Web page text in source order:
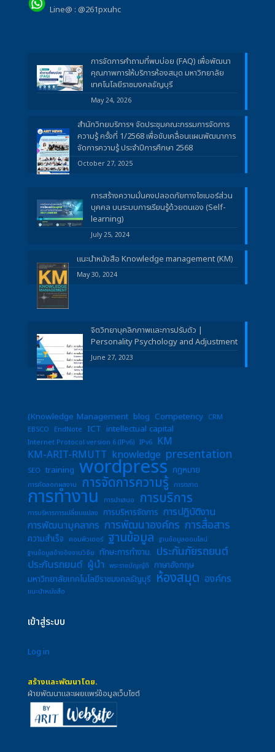
Line@ : @261pxuhc
การจัดการคำถามที่พบบ่อย (FAQ) เพื่อพัฒนา
คุณภาพการให้บริการห้องสมุด มหาวิทยาลัย
เทคโนโลยีราชมงคลธัญบุรี
May 24, 2026
สำนักวิทยบริการฯ จัดประชุมคณะกรรมการจัดการ
ความรู้ ครั้งที่ 1/2568 เพื่อขับเคลื่อนแผนพัฒนาการ
จัดการความรู้ ประจำปีการศึกษา 2568
October 27, 2025
การสร้างความมั่นคงปลอดภัยทางไซเบอร์ส่วน
บุคคล บนระบบการเรียนรู้ด้วยตนเอง (Self-
learning)
July 25, 2024
แนะนำหนังสือ Knowledge management (KM)
May 30, 2024
จิตวิทยาบุคลิกภาพและการปรับตัว |
Personality Psychology and Adjustment
June 27, 2023
(Knowledge Management blog Competency CRM
EBSCO
EndNote ICT intellectual capital
Internet Protocol version 6 (IPv6) IPv6 KM
KM-ARIT-RMUTT knowledge presentation
SEO training wordpress กฎหมาย
การคัดลอกผลงาน การจัดการความรู้ การตลาด
การทำงาน การนำเสนอ การบริการ
การบริหารการเปลี่ยนแปลง การบริหารจัดการ การปฏิบัติงาน
การพัฒนาบุคลากร การพัฒนาองค์กร การสื่อสาร
ความสำเร็จ คอมพิวเตอร์ ฐานข้อมูล ฐานข้อมูลออนไลน์
ฐานข้อมูลอ้างอิงงานวิจัย
ทักษะการทำงาน. ประกันภัยรถยนต์
ประกันรถยนต์ ผู้นำ พระราชบัญญัติ ภาษาอังกฤษ
มหาวิทยาลัยเทคโนโลยีราชมงคลธัญบุรี ห้องสมุด องค์กร
แนะนำหนังสือ
เข้าสู่ระบบ
Log in
สร้างและพัฒนาโดย.
ฝ่ายพัฒนาและเผยแพร่ข้อมูลเว็บไซต์